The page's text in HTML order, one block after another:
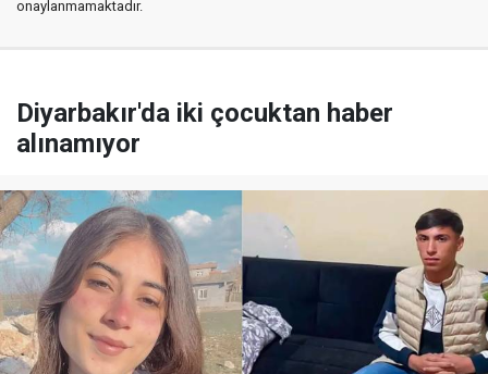
onaylanmamaktadır.
Diyarbakır'da iki çocuktan haber
alınamıyor